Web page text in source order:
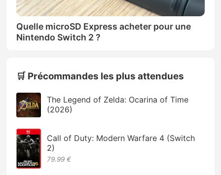
Quelle microSD Express acheter pour une
Nintendo Switch 2 ?
🛒 Précommandes les plus attendues
The Legend of Zelda: Ocarina of Time
(2026)
Call of Duty: Modern Warfare 4 (Switch
2)
79.99 €